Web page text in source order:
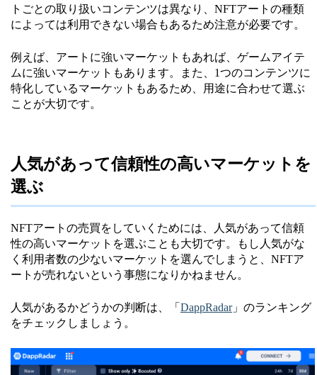
トごとの取り扱いコンテンツは異なり、NFTアートの種類
によっては利用できない場合もあるため注意が必要です。
例えば、アートに強いマーケットもあれば、ゲームアイテ
ムに強いマーケットもあります。また、1つのコンテンツに
特化しているマーケットもあるため、用途に合わせて選ぶ
ことが大切です。
人気があって信頼性の高いマーケットを
選ぶ
NFTアートの売買をしていくためには、人気があって信頼
性の高いマーケットを選ぶことも大切です。もし人気がな
く利用者数の少ないマーケットを選んでしまうと、NFTア
ートが売れないという事態になりかねません。
人気があるかどうかの判断は、「 DappRadar」のランキング
をチェックしましょう。